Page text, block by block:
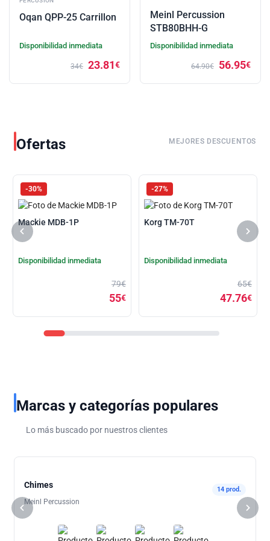
Oqan QPP-25 Carrillon
Disponibilidad inmediata
34€ 23.81€
Meinl Percussion
STB80BHH-G
Disponibilidad inmediata
64.90€ 56.95€
Ofertas MEJORES DESCUENTOS
-30%
Mackie MDB-1P
Disponibilidad inmediata
79€
55€
-27%
Korg TM-70T
Disponibilidad inmediata
65€
47.76€
Marcas y categorías populares
Lo más buscado por nuestros clientes
Chimes
Meinl Percussion
14 prod.